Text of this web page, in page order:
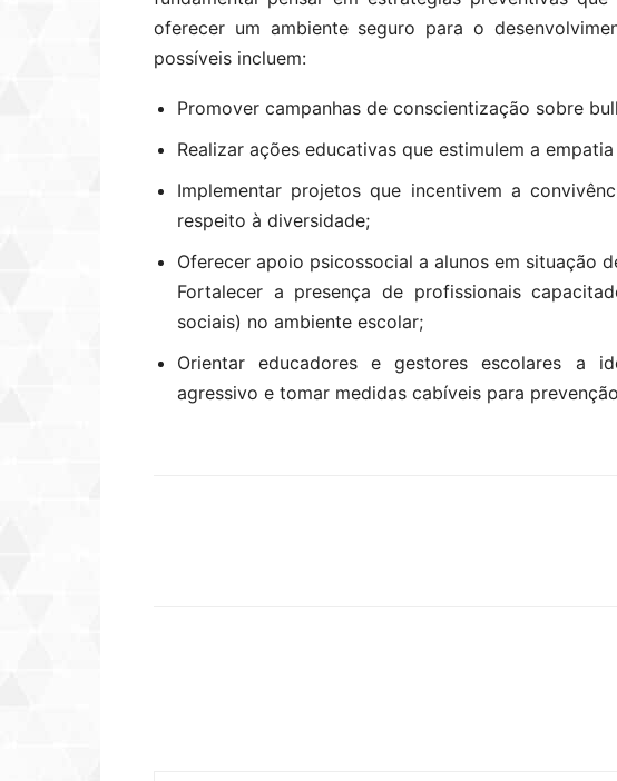
oferecer um ambiente seguro para o
possíveis incluem:
Promover campanhas de conscientização sobre
Realizar ações educativas que estimulem a
Implementar projetos que incentivem a
respeito à diversidade;
Oferecer apoio psicossocial a alunos em situação
Fortalecer a presença de profissionais
sociais) no ambiente escolar;
Orientar educadores e gestores escolares a
agressivo e tomar medidas cabíveis para